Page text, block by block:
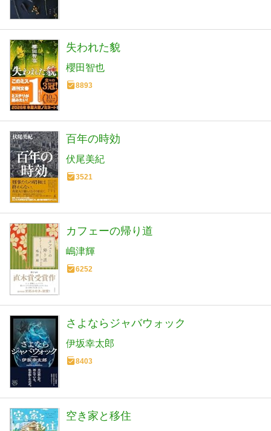
失われた貌
櫻田智也
8893
百年の時効
伏尾美紀
3521
カフェーの帰り道
嶋津輝
6252
さよならジャバウォック
伊坂幸太郎
8403
空き家と移住